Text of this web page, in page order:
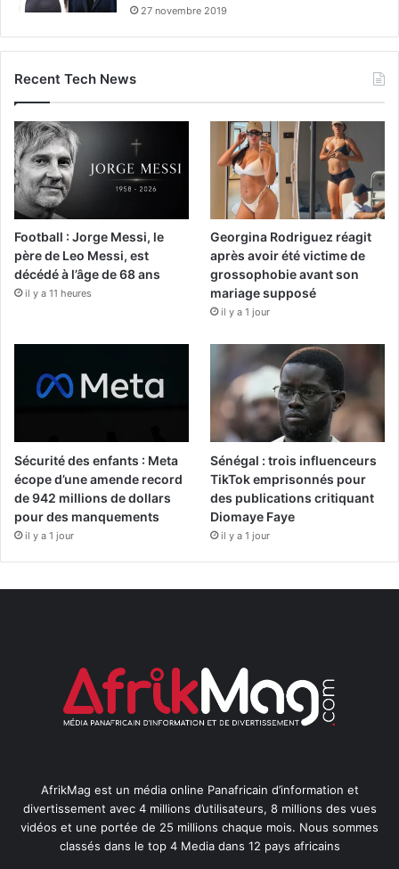
27 novembre 2019
Recent Tech News
Football : Jorge Messi, le
père de Leo Messi, est
décédé à l’âge de 68 ans
il y a 11 heures
Georgina Rodriguez réagit
après avoir été victime de
grossophobie avant son
mariage supposé
il y a 1 jour
Sécurité des enfants : Meta
écope d’une amende record
de 942 millions de dollars
pour des manquements
il y a 1 jour
Sénégal : trois influenceurs
TikTok emprisonnés pour
des publications critiquant
Diomaye Faye
il y a 1 jour
AfrikMag est un média online Panafricain d’information et
divertissement avec 4 millions d’utilisateurs, 8 millions des vues
vidéos et une portée de 25 millions chaque mois. Nous sommes
classés dans le top 4 Media dans 12 pays africains